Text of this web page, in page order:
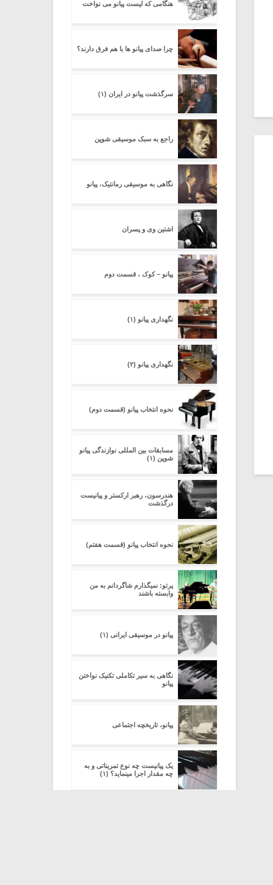
هنگامی که لیست پیانو می نواخت
چرا صدای پیانو ها با هم فرق دارند؟
سرگذشت پیانو در ایران (۱)
راجع به سبک موسیقی شوپن
نگاهی به موسیقی رمانتیک، پیانو
اشتین وی و پسران
پیانو – کوک ، قسمت دوم
نگهداری پیانو (۱)
نگهداری پیانو (۲)
نحوه انتخاب پیانو (قسمت دوم)
مسابقات بین المللی نوازندگی پیانو
شوپن (۱)
هندرسون، رهبر ارکستر و پیانیست
درگذشت
نحوه انتخاب پیانو (قسمت هفتم)
پرتو: نمیگذارم شاگردانم به من
وابسته باشند
پیانو در موسیقی ایرانی (۱)
نگاهی به سیر تکاملی تکنیک نواختن
پیانو
پیانو، تاریخچه اجتماعی
یک پیانیست چه نوع تمریناتی و به
چه مقدار اجرا مینماید؟ (۱)